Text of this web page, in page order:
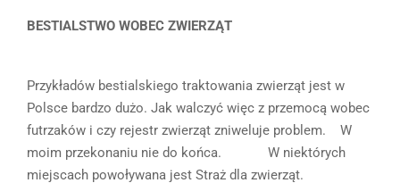
BESTIALSTWO WOBEC ZWIERZĄT
Przykładów bestialskiego traktowania zwierząt jest w
Polsce bardzo dużo. Jak walczyć więc z przemocą wobec
futrzaków i czy rejestr zwierząt zniweluje problem. W
moim przekonaniu nie do końca. W niektórych
miejscach powoływana jest Straż dla zwierząt.